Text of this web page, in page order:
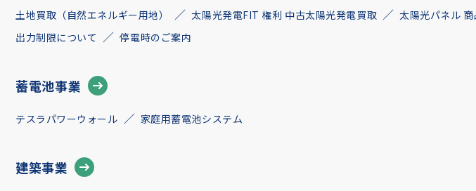
土地買取（自然エネルギー用地）
太陽光発電FIT 権利 中古太陽光発電買取 太陽光パネル 商
出力制限について
停電時のご案内
蓄電池事業
テスラパワーウォール 家庭用蓄電池システム
建築事業